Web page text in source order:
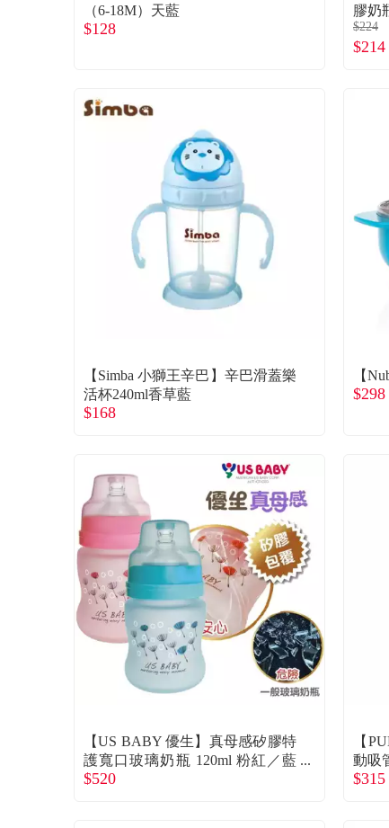
（6-18M）天藍
$128
膠奶
$224
$214
【Simba 小獅王辛巴】辛巴滑蓋樂
活杯240ml香草藍
$168
【
$298
【US BABY 優生】真母感矽膠特
護寬口玻璃奶瓶 120ml 粉紅／藍
色(隨機出貨)
$520
【
動吸
$315